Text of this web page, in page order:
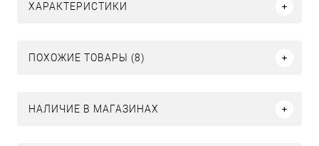
ХАРАКТЕРИСТИКИ
ПОХОЖИЕ ТОВАРЫ (8)
НАЛИЧИЕ В МАГАЗИНАХ